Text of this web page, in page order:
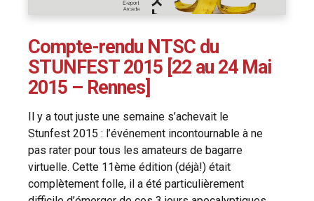
Compte-rendu NTSC du
STUNFEST 2015 [22 au 24 Mai
2015 – Rennes]
Il y a tout juste une semaine s’achevait le
Stunfest 2015 : l’événement incontournable à ne
pas rater pour tous les amateurs de bagarre
virtuelle. Cette 11ème édition (déjà!) était
complètement folle, il a été particulièrement